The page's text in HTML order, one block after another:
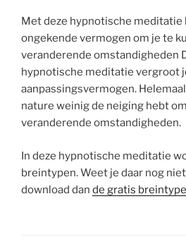
Met deze hypnotische meditatie
ongekende vermogen om je te
veranderende omstandigheden
hypnotische meditatie vergroot
aanpassingsvermogen.
nature weinig de neiging hebt
veranderende omstandigheden.
In deze hypnotische meditatie
breintypen. Weet je daar nog
download dan de gratis